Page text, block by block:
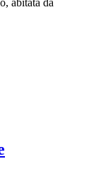
abitata da